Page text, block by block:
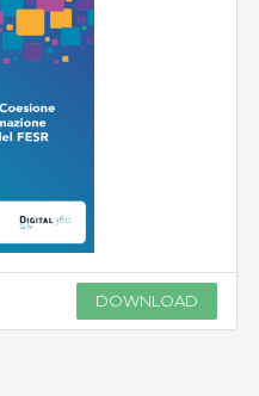
DOWNLOAD